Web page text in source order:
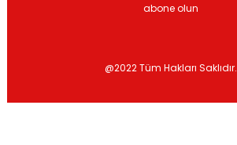
abone olun
@2022 Tüm Hakları Saklıdır.